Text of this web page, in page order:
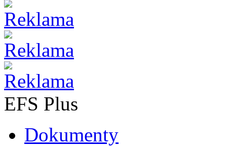
EFS Plus
Dokumenty